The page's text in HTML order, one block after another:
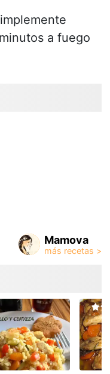
a fuego
Mamova